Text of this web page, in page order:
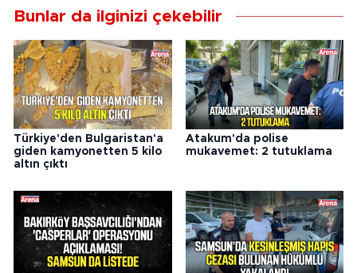
Bunlar da ilginizi çekebilir
Türkiye'den Bulgaristan'a
giden kamyonetten 5 kilo
altın çıktı
Atakum'da polise
mukavemet: 2 tutuklama